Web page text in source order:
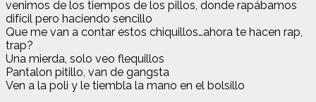
venimos de los tiempos de los pillos, donde rapábamos
difícil pero haciendo sencillo
Que me van a contar estos chiquillos…ahora te hacen rap,
trap?
Una mierda, solo veo flequillos
Pantalon pitillo, van de gangsta
Ven a la poli y le tiembla la mano en el bolsillo